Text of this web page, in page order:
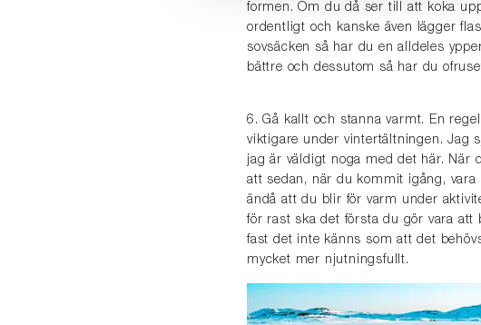
formen. Om du då ser till att koka
ordentligt och kanske även lägger
sovsäcken så har du en alldeles
bättre och dessutom så har du
6. Gå kallt och stanna varmt. En
viktigare under vintertältningen. Jag
jag är väldigt noga med det här. När
att sedan, när du kommit igång,
ändå att du blir för varm under
för rast ska det första du gör vara
fast det inte känns som att det
mycket mer njutningsfullt.